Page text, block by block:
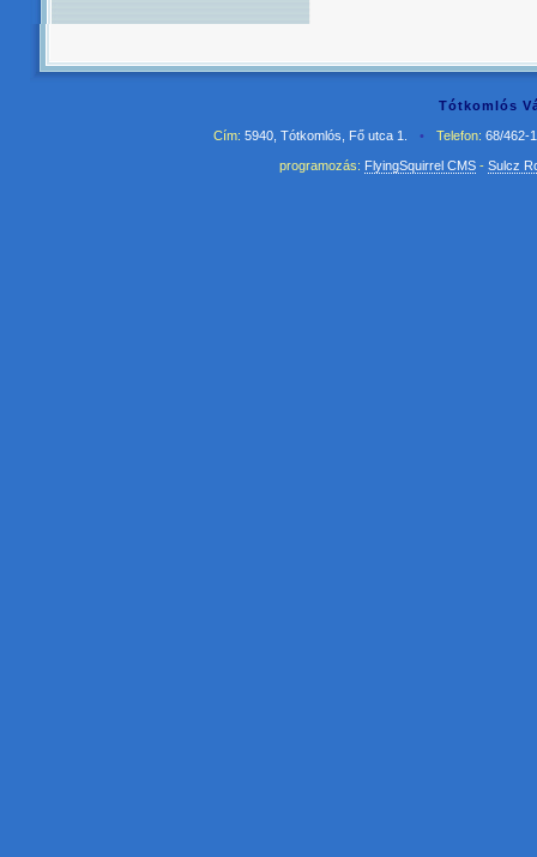
Tótkomlós
Cím: 5940, Tótkomlós, Fő utca 1. • Telefon: 68/462-
programozás: FlyingSquirrel CMS- Sulcz